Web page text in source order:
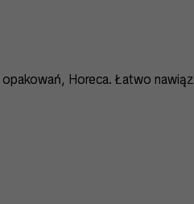
Horeca. Łatwo